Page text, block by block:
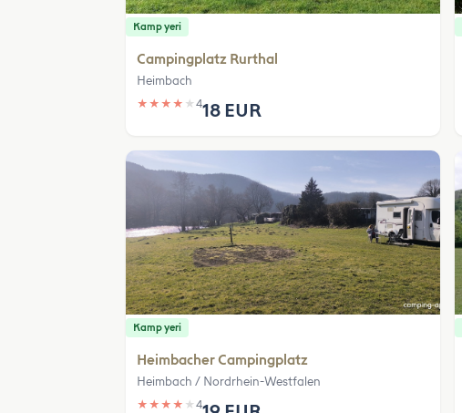
Kamp yeri
Campingplatz Rurthal
Heimbach
★ ★ ★ ★ ★ 418 EUR
Kamp yeri
Heimbacher Campingplatz
Heimbach / Nordrhein-Westfalen
★ ★ ★ ★ ★ 4